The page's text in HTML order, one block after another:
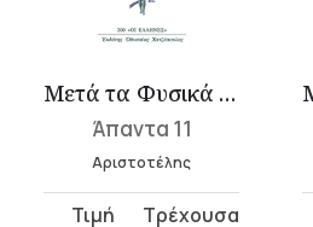
Μετά τα Φυσικά 2 (Ε-Ι)
Άπαντα 11
Αριστοτέλης
Original